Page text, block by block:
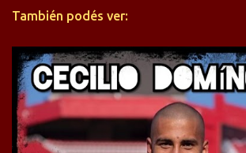
i
s
También podés ver: